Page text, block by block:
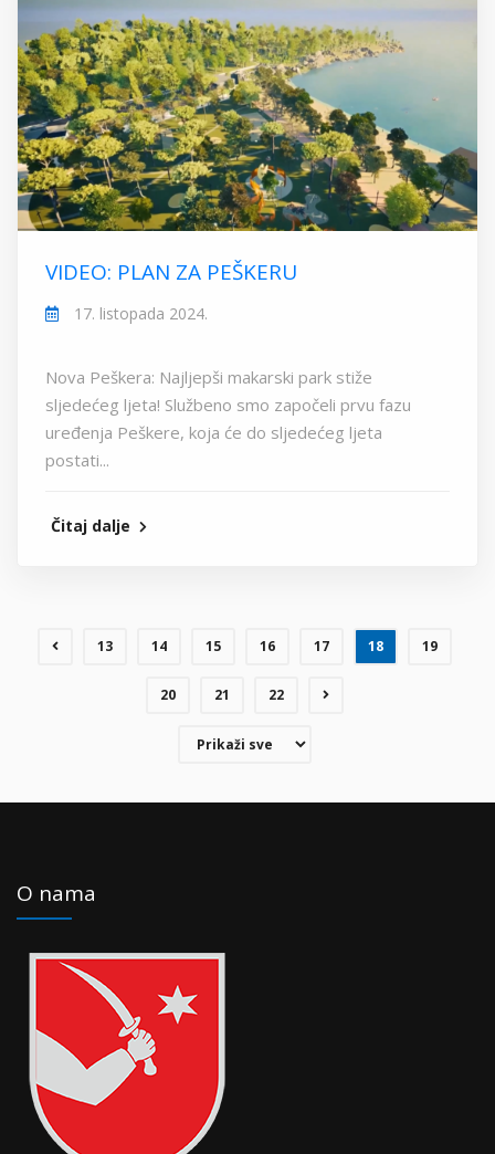
VIDEO: PLAN ZA PEŠKERU
17. listopada 2024.
Nova Peškera: Najljepši makarski park stiže
sljedećeg ljeta! Službeno smo započeli prvu fazu
uređenja Peškere, koja će do sljedećeg ljeta
postati...
Čitaj dalje
13 14 15 16 17 18 19
20 21 22
O nama